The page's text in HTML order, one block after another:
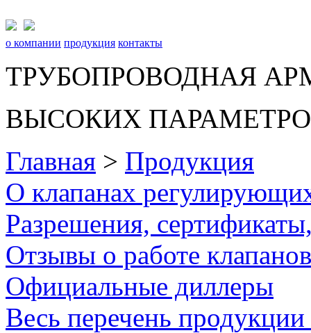
о компании продукция контакты
ТРУБОПРОВОДНАЯ
ВЫСОКИХ
Главная > Продукция
О клапанах
Разрешения,
Отзывы о работе клапанов
Официальные диллеры
Весь перечень продукции